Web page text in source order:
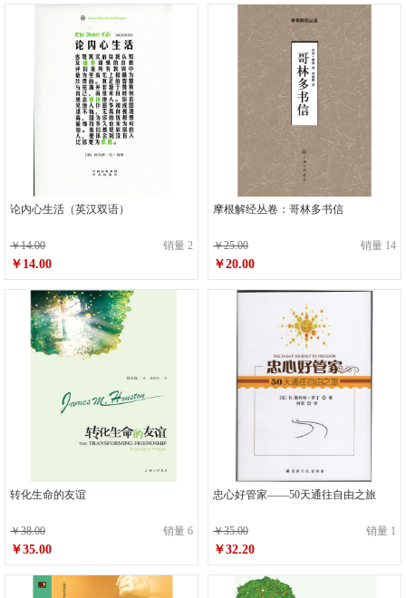
论内心生活（英汉双语）
￥14.00 销量 2
￥14.00
摩根解经丛卷：哥林多书信
￥25.00 销量 14
￥20.00
转化生命的友谊
￥38.00 销量 6
￥35.00
忠心好管家——50天通往自由之旅
￥35.00 销量 1
￥32.20